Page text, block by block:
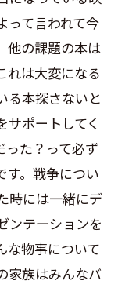
って言われて今
他の課題の本は
れは大変になる
る本探さないと
サポートしてく
った？って必ず
す。戦争につい
時には一緒にデ
ンテーションを
な物事について
家族はみんなバ